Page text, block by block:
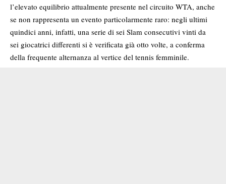
l’elevato equilibrio attualmente presente nel circuito WTA, anche
se non rappresenta un evento particolarmente raro: negli ultimi
quindici anni, infatti, una serie di sei Slam consecutivi vinti da
sei giocatrici differenti si è verificata già otto volte, a conferma
della frequente alternanza al vertice del tennis femminile.